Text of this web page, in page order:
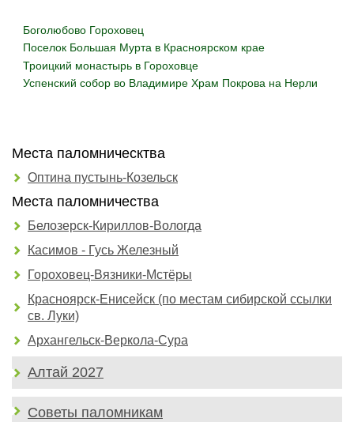
Боголюбово Гороховец
Поселок Большая Мурта в Красноярском крае
Троицкий монастырь в Гороховце
Успенский собор во Владимире Храм Покрова на Нерли
Места паломническтва
Оптина пустынь-Козельск
Места паломничества
Белозерск-Кириллов-Вологда
Касимов - Гусь Железный
Гороховец-Вязники-Мстёры
Красноярск-Енисейск (по местам сибирской ссылки
св. Луки)
Архангельск-Веркола-Сура
Алтай 2027
Советы паломникам